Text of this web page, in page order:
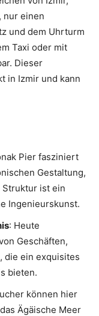
nur einen
und dem Uhrturm
Taxi oder mit
Dieser
in Izmir und kann
Pier fasziniert
Gestaltung,
ist ein
Ingenieurskunst.
: Heute
Geschäften,
die ein exquisites
bieten.
können hier
Ägäische Meer